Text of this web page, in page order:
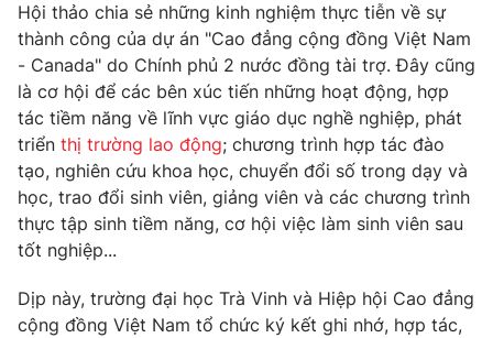
Phim VTV
Hậu trường
Nhân vật
Khán giả
Giải sao mai
Giải trí
Điện ảnh
Âm nhạc
Sao
Đời sống
Du lịch
Làm đẹp
Chất lượng cuộc sống
Giáo dục
Tuyển sinh
Học trực tuyến
Công nghệ
Sản phẩm
Giao lưu trực tuyến
Hội thảo chia sẻ những kinh nghiệm thực tiễn về sự
thành công của dự án "Cao đẳng cộng đồng Việt Nam
- Canada" do Chính phủ 2 nước đồng tài trợ. Đây cũng
là cơ hội để các bên xúc tiến những hoạt động, hợp
tác tiềm năng về lĩnh vực giáo dục nghề nghiệp, phát
triển thị trường lao động; chương trình hợp tác đào
tạo, nghiên cứu khoa học, chuyển đổi số trong dạy và
học, trao đổi sinh viên, giảng viên và các chương trình
thực tập sinh tiềm năng, cơ hội việc làm sinh viên sau
tốt nghiệp...
Dịp này, trường đại học Trà Vinh và Hiệp hội Cao đẳng
cộng đồng Việt Nam tổ chức ký kết ghi nhớ, hợp tác,